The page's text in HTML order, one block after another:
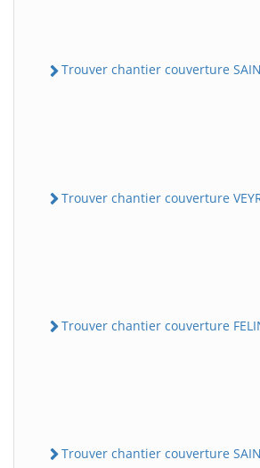
Trouver chantier couverture
Trouver chantier couverture
Trouver chantier couverture
Trouver chantier couverture